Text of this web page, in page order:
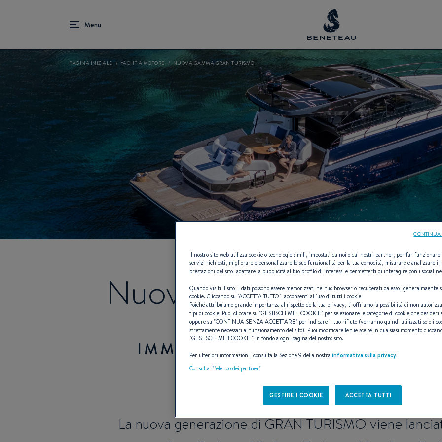
PAGINA INIZIALE YACHT A MOTORE NUOVA GAMMA GRAN TURISMO
Nuova gamma GRAN
IMMERGITI NEL MONDO DEI
EXPRESS CRUISER
La nuova generazione di GRAN TURISMO viene
Il nostro sito web utilizza cookie o tecnologie simili, impostati da noi o dai nostri partner, per far
servizi richiesti, migliorare e personalizzare le sue funzionalità per la tua comodità, misurare e analizzare il
prestazioni del sito, adattare la pubblicità al tuo profilo di interessi e permetterti di interagire con i social
Quando visiti il sito, i dati possono essere memorizzati nel tuo browser o recuperati da esso, generalmaente
cookie. Cliccando su "ACCETTA TUTTO", acconsenti all’uso di tutti i cookie.
Poiché attribuiamo grande importanza al rispetto della tua privacy, ti offriamo la possibilità di non
tipi di cookie. Puoi cliccare su "GESTISCI I MIEI COOKIE" per selezionare le categorie di cookie che desideri
oppure su "CONTINUA SENZA ACCETTARE" per indicare il tuo rifiuto (verranno quindi utilizzati solo i
strettamente necessari al funzionamento del sito). Puoi modificare le tue scelte in qualsiasi momento
"GESTISCI I MIEI COOKIE" in fondo a ogni pagina del nostro sito.
Per ulteriori informazioni, consulta la Sezione 9 della nostra informativa sulla privacy.
Consulta l’"elenco dei partner"
GESTIRE I COOKIE ACCETTA TUTTI
CONTINUA